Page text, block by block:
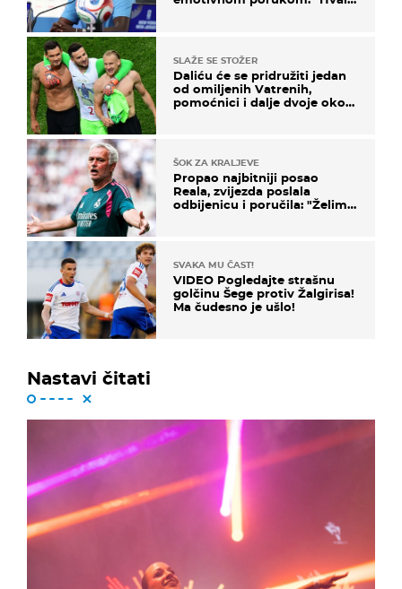
SLAŽE SE STOŽER
Daliću će se pridružiti jedan
od omiljenih Vatrenih,
pomoćnici i dalje dvoje oko
ŠOK ZA KRALJEVE
Propao najbitniji posao
Reala, zvijezda poslala
odbijenicu i poručila: "Želim
SVAKA MU ČAST!
VIDEO Pogledajte strašnu
golčinu Šege protiv Žalgirisa!
Ma čudesno je ušlo!
Nastavi čitati